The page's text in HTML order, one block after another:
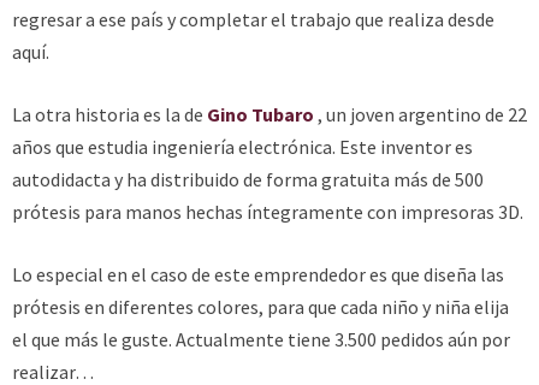
regresar a ese país y completar el trabajo que realiza desde
aquí.
La otra historia es la de Gino Tubaro , un joven argentino de 22
años que estudia ingeniería electrónica. Este inventor es
autodidacta y ha distribuido de forma gratuita más de 500
prótesis para manos hechas íntegramente con impresoras 3D.
Lo especial en el caso de este emprendedor es que diseña las
prótesis en diferentes colores, para que cada niño y niña elija
el que más le guste. Actualmente tiene 3.500 pedidos aún por
realizar…